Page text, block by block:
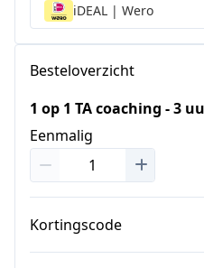
iDEAL | Wero
Besteloverzicht
1 op 1 TA coaching - 3
Eenmalig
Kortingscode